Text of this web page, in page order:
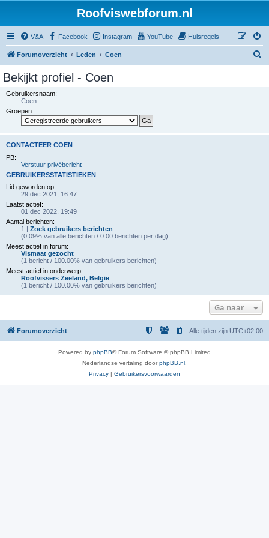
Roofviswebforum.nl
V&A Facebook Instagram YouTube Huisregels
Forumoverzicht Leden Coen
Bekijkt profiel - Coen
Gebruikersnaam:
Coen
Groepen:
CONTACTEER COEN
PB:
Verstuur privébericht
GEBRUIKERSSTATISTIEKEN
Lid geworden op:
29 dec 2021, 16:47
Laatst actief:
01 dec 2022, 19:49
Aantal berichten:
1 | Zoek gebruikers berichten
(0.09% van alle berichten / 0.00 berichten per dag)
Meest actief in forum:
Vismaat gezocht
(1 bericht / 100.00% van gebruikers berichten)
Meest actief in onderwerp:
Roofvissers Zeeland, België
(1 bericht / 100.00% van gebruikers berichten)
Ga naar
Forumoverzicht Alle tijden zijn UTC+02:00
Powered by phpBB® Forum Software © phpBB Limited
Nederlandse vertaling doorphpBB.nl
Privacy | Gebruikersvoorwaarden